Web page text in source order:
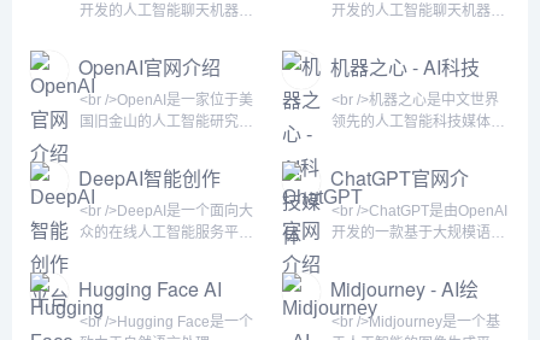
开发的人工智能聊天机器
型，能够通过自然语言对话
完成问答、创作、编程、翻
译等多样化任务。自2022年
11月发布以来，ChatGPT迅
年推出GPT-4、多模态功能
及插件生态，持续引领AI对
话领域的发展。<br /><br />
开发的人工智能聊天机器
型构建。它能够以自然语言
方式与用户进行对话，回答
各类问题，辅助写作、编
程、学习、创意生成等任
用户量增长最快的消费级AI
应用之一，也是当前最主
流、最具代表性的AI网站之
文本对话、内容生成
OpenAI官网介绍
<br />OpenAI是一家位于美
国旧金山的人工智能研究公
·马斯克、山姆·奥特曼等人
共同创立。公司最初以非营
利组织的形式运营，旨在确
保人工智能技术能够安全、
限盈利”公司，以便吸引更多
投资，加速技术研发。如
机器之心 - AI科技
媒体
<br />机器之心是中文世界
领先的人工智能科技媒体，
焦于人工智能领域的前沿动
态、技术突破与商业应用。
网站以深度报道和专业分析
著称，为科研人员、工程
信息服务和知识分享平台。
机器之心不仅是一个新闻聚
DeepAI智能创作
平台
<br />DeepAI是一个面向大
众的在线人工智能服务平
工具。用户无需下载软件，
只需在浏览器中访问官网，
ChatGPT官网介
绍
<br />ChatGPT是由OpenAI
开发的一款基于大规模语言
2022年11月30日发布。它
能够通过自然语言与用户对
话，回答问题、撰写文章、
Hugging Face AI
平台介绍
<br />Hugging Face是一个
Midjourney - AI绘
画网站
<br />Midjourney是一个基